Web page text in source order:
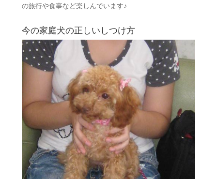
の旅行や食事など楽しんでいます♪
今の家庭犬の正しいしつけ方